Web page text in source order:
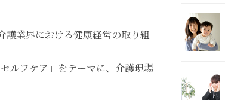
護業界における健康経営の取り組
ルフケア」をテーマに、介護現場